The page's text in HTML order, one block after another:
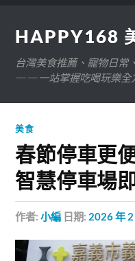
HAPPY168
台灣美食推薦、寵物日常
——一站掌握吃喝玩樂全
美食
春節停車更
智慧停車場
作者:小編 日期: 2026 年